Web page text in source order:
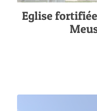
Eglise